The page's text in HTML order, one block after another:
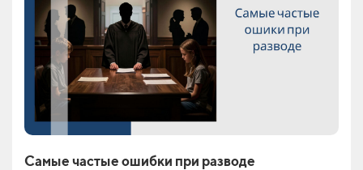
Самые частые ошибки при разводе